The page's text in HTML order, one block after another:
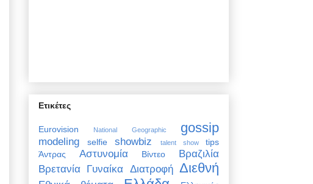
Ετικέτες
Eurovision National Geographic gossip
modeling selfie showbiz talent show
tips
Άντρας
Αστυνομία Βίντεο
Βραζιλία
Βρετανία Γυναίκα Διατροφή Διεθνή